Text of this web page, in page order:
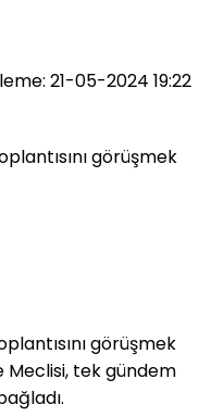
21-05-2024 19:22
görüşmek
Meclisi, tek gündem